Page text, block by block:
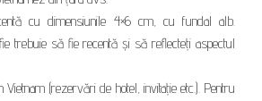
cu dimensiunile 4×6 cm, cu fundal alb.
trebuie să fie recentă și să reflecteți aspectul
Vietnam (rezervări de hotel, invitație etc.). Pentru